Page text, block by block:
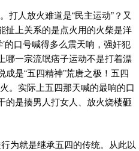
打人放火难道是“民主运动”？又
扯上关系的是点火用的火柴是洋
的口号喊得多么震天响，强奸犯
哪一宗流氓痞子运动不是打着漂
成是“五四精神”荒唐之极！五四
。实际上五四那天喊的最响的口
的是揍男人打女人、放火烧楼砸
为就是继承五四的传统。从此以